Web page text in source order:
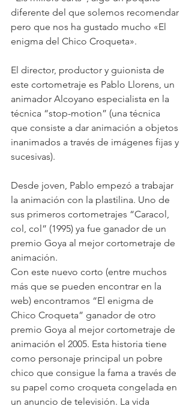
diferente del que solemos recomendar
pero que nos ha gustado mucho «El
enigma del Chico Croqueta».
El director, productor y guionista de
este cortometraje es Pablo Llorens, un
animador Alcoyano especialista en la
técnica “stop-motion” (una técnica
que consiste a dar animación a objetos
inanimados a través de imágenes fijas y
sucesivas).
Desde joven, Pablo empezó a trabajar
la animación con la plastilina. Uno de
sus primeros cortometrajes “Caracol,
col, col” (1995) ya fue ganador de un
premio Goya al mejor cortometraje de
animación.
Con este nuevo corto (entre muchos
más que se pueden encontrar en la
web) encontramos “El enigma de
Chico Croqueta” ganador de otro
premio Goya al mejor cortometraje de
animación el 2005. Esta historia tiene
como personaje principal un pobre
chico que consigue la fama a través de
su papel como croqueta congelada en
un anuncio de televisión. La vida